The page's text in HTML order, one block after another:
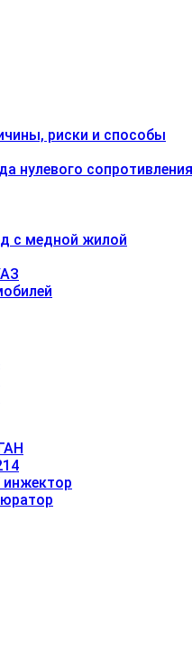
риски и способы
нулевого
с медной жилой